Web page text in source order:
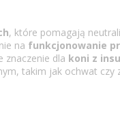
, które pomagają
na funkcjonowanie
znaczenie dla koni z
takim jak ochwat czy